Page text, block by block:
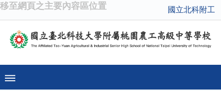
移至網頁之主要內容區位置 國立北科附工